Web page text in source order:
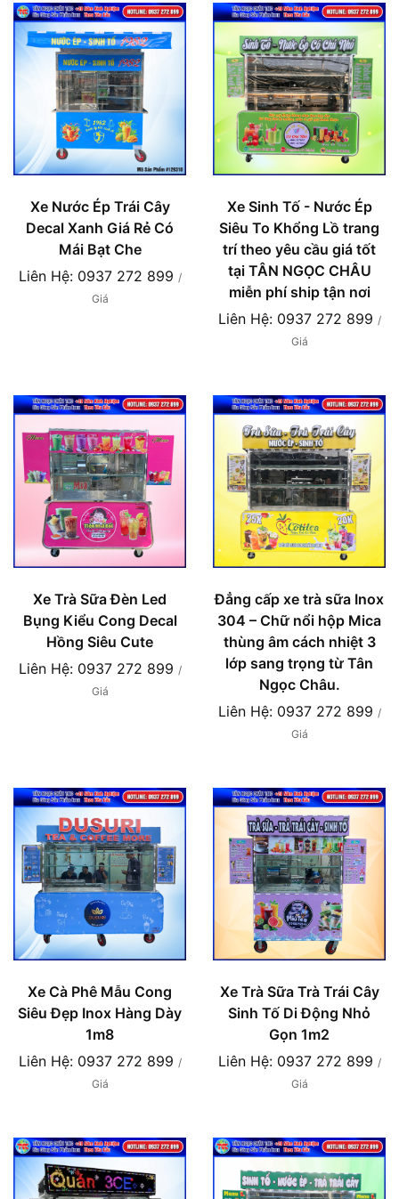
Xe Nước Ép Trái Cây
Decal Xanh Giá Rẻ Có
Mái Bạt Che
Liên Hệ: 0937 272 899 /
Giá
Xe Sinh Tố - Nước Ép
Siêu To Khổng Lồ trang
trí theo yêu cầu giá tốt
tại TÂN NGỌC CHÂU
miễn phí ship tận nơi
Liên Hệ: 0937 272 899 /
Giá
Xe Trà Sữa Đèn Led
Bụng Kiểu Cong Decal
Hồng Siêu Cute
Liên Hệ: 0937 272 899 /
Giá
Đẳng cấp xe trà sữa Inox
304 – Chữ nổi hộp Mica
thùng âm cách nhiệt 3
lớp sang trọng từ Tân
Ngọc Châu.
Liên Hệ: 0937 272 899 /
Giá
Xe Cà Phê Mẫu Cong
Siêu Đẹp Inox Hàng Dày
1m8
Liên Hệ: 0937 272 899 /
Giá
Xe Trà Sữa Trà Trái Cây
Sinh Tố Di Động Nhỏ
Gọn 1m2
Liên Hệ: 0937 272 899 /
Giá